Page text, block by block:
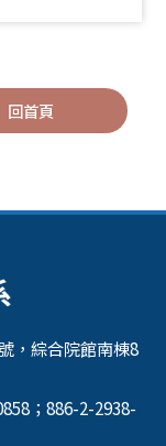
回首頁
，綜合院館南棟8
；886-2-2938-